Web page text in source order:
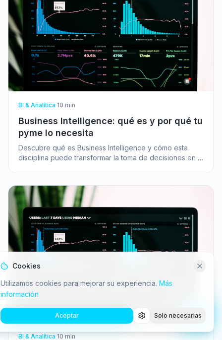
BI & Analítica 10 min
Business Intelligence: qué es y por qué tu
pyme lo necesita
Descubre qué es Business Intelligence y cómo esta
disciplina puede transformar la toma de decisiones en tu
BI & Analítica·10 min
Cookies
Utilizamos cookies para mejorar su experiencia. Más
información
Aceptar Solo necesarias